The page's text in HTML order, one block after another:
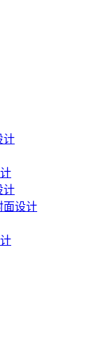
计
计
面设计